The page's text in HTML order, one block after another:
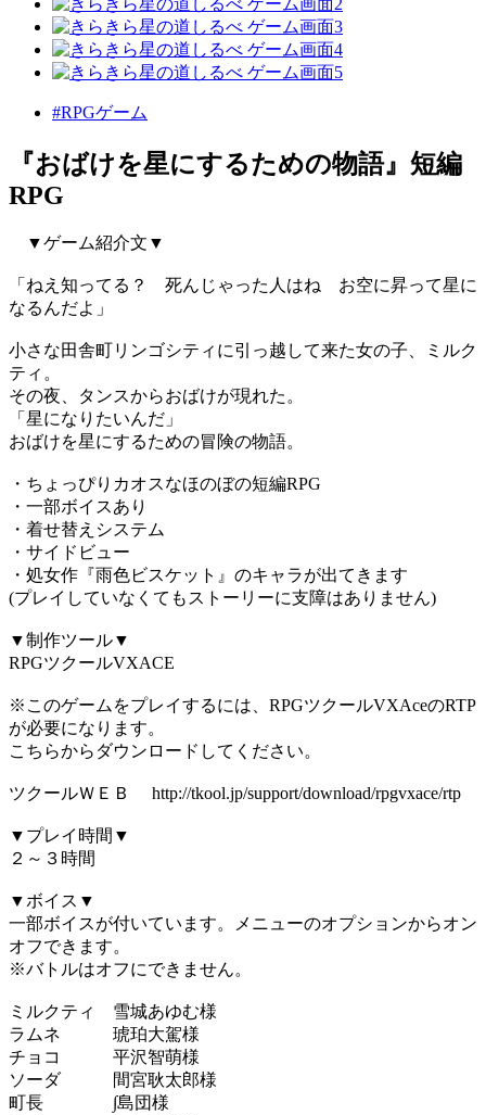
#RPGゲーム
『おばけを星にするための物語』短編
RPG
▼ゲーム紹介文▼
「ねえ知ってる？ 死んじゃった人はね お空に昇って星に
なるんだよ」
小さな田舎町リンゴシティに引っ越して来た女の子、ミルク
ティ。
その夜、タンスからおばけが現れた。
「星になりたいんだ」
おばけを星にするための冒険の物語。
・ちょっぴりカオスなほのぼの短編RPG
・一部ボイスあり
・着せ替えシステム
・サイドビュー
・処女作『雨色ビスケット』のキャラが出てきます
(プレイしていなくてもストーリーに支障はありません)
▼制作ツール▼
RPGツクールVXACE
※このゲームをプレイするには、RPGツクールVXAceのRTP
が必要になります。
こちらからダウンロードしてください。
ツクールＷＥＢ http://tkool.jp/support/download/rpgvxace/rtp
▼プレイ時間▼
２～３時間
▼ボイス▼
一部ボイスが付いています。メニューのオプションからオン
オフできます。
※バトルはオフにできません。
ミルクティ 雪城あゆむ様
ラムネ 琥珀大駕様
チョコ 平沢智萌様
ソーダ 間宮耿太郎様
町長 ∫島団様